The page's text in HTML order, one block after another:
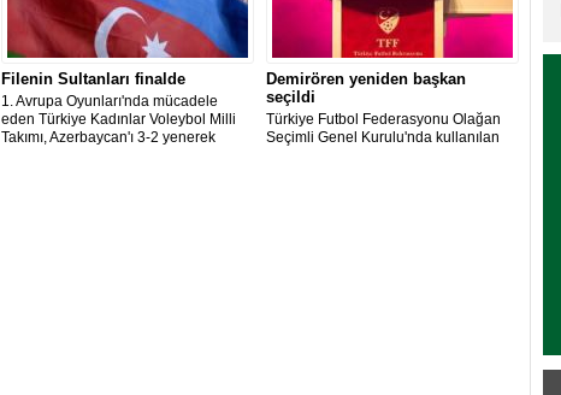
Filenin Sultanları finalde
1. Avrupa Oyunları'nda mücadele
eden Türkiye Kadınlar Voleybol Milli
Takımı, Azerbaycan'ı 3-2 yenerek
Demirören yeniden başkan
seçildi
Türkiye Futbol Federasyonu Olağan
Seçimli Genel Kurulu'nda kullanılan